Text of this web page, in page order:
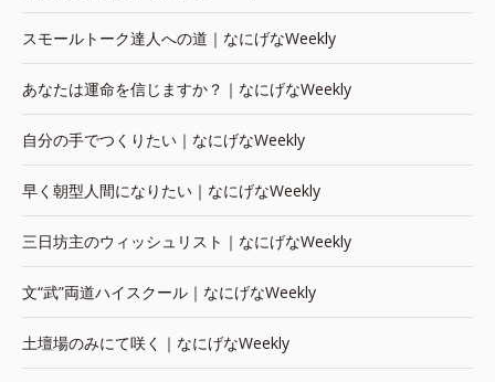
スモールトーク達人への道｜なにげなWeekly
あなたは運命を信じますか？｜なにげなWeekly
自分の手でつくりたい｜なにげなWeekly
早く朝型人間になりたい｜なにげなWeekly
三日坊主のウィッシュリスト｜なにげなWeekly
文“武”両道ハイスクール｜なにげなWeekly
土壇場のみにて咲く｜なにげなWeekly